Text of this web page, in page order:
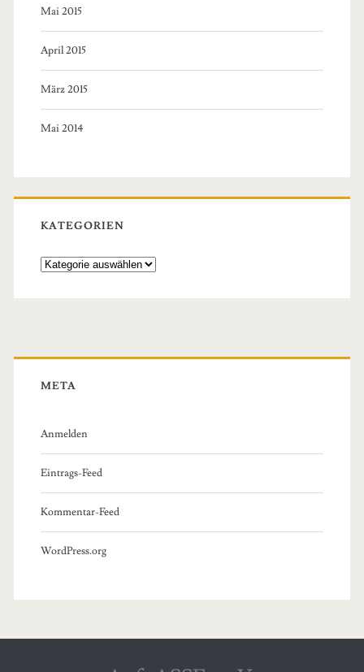
Mai 2015
April 2015
März 2015
Mai 2014
KATEGORIEN
Kategorien
META
Anmelden
Eintrags-Feed
Kommentar-Feed
WordPress.org